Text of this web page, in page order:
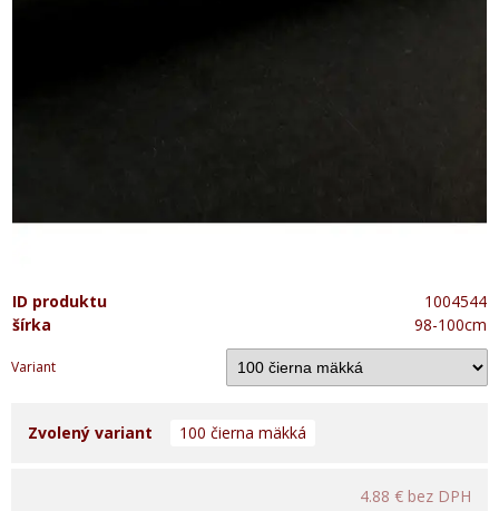
ID produktu
1004544
šírka
98-100cm
Variant
Zvolený variant 100 čierna mäkká
4.88 € bez DPH